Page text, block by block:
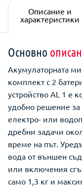
Описание и
характеристики
Основно
Акумулаторната
комплект с 2
устройство AL 1 е
удобно решение за
електро- или
дребни задачи
време на път.
вода от външен
или включения
само 1,3 кг и